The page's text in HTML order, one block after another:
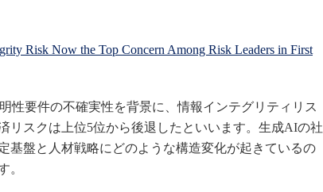
Risk Now the Top Concern Among Risk Leaders in First
性要件の不確実性を背景に、情報インテグリティリス
リスクは上位5位から後退したといいます。生成AIの社
基盤と人材戦略にどのような構造変化が起きているの
。